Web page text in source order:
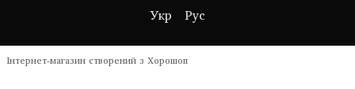
Укр Рус
Інтернет-магазин створений з Хорошоп